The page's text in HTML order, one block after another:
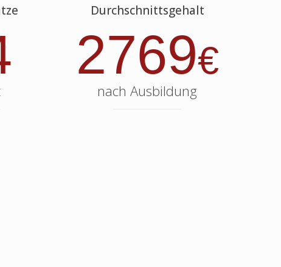
Durchschnittsgehalt
2769€
nach Ausbildung